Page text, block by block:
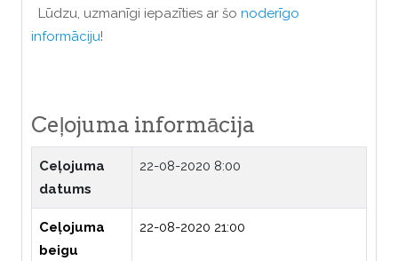
Lūdzu, uzmanīgi iepazīties ar šo noderīgo
informāciju!
Ceļojuma informācija
Ceļojuma
datums
22-08-2020 8:00
Ceļojuma
beigu
22-08-2020 21:00